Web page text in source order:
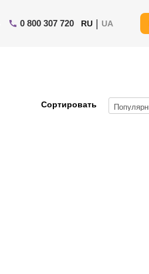
0 800 307 720 RU | UA
Сортировать